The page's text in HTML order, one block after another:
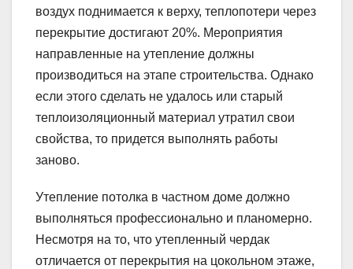
воздух поднимается к верху, теплопотери через
перекрытие достигают 20%. Мероприятия
направленные на утепление должны
производиться на этапе строительства. Однако
если этого сделать не удалось или старый
теплоизоляционный материал утратил свои
свойства, то придется выполнять работы
заново.
Утепление потолка в частном доме должно
выполняться профессионально и планомерно.
Несмотря на то, что утепленный чердак
отличается от перекрытия на цокольном этаже,